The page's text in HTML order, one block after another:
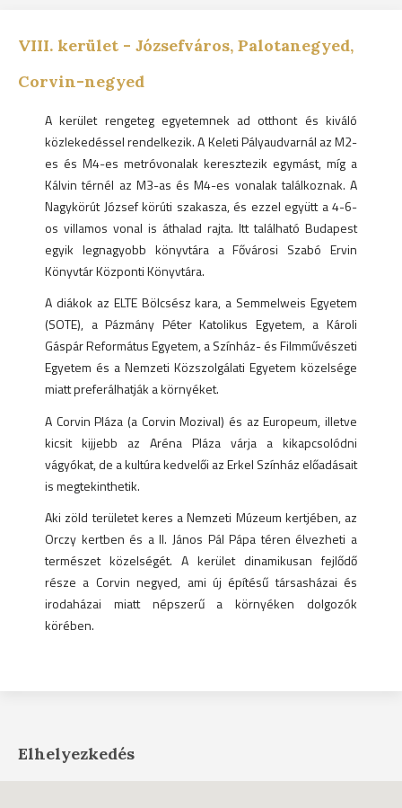
VIII. kerület - Józsefváros, Palotanegyed,
Corvin-negyed
A kerület rengeteg egyetemnek ad otthont és kiváló
közlekedéssel rendelkezik. A Keleti Pályaudvarnál az M2-
es és M4-es metróvonalak keresztezik egymást, míg a
Kálvin térnél az M3-as és M4-es vonalak találkoznak. A
Nagykörút József körúti szakasza, és ezzel együtt a 4-6-
os villamos vonal is áthalad rajta. Itt található Budapest
egyik legnagyobb könyvtára a Fővárosi Szabó Ervin
Könyvtár Központi Könyvtára.
A diákok az ELTE Bölcsész kara, a Semmelweis Egyetem
(SOTE), a Pázmány Péter Katolikus Egyetem, a Károli
Gáspár Református Egyetem, a Színház- és Filmművészeti
Egyetem és a Nemzeti Közszolgálati Egyetem közelsége
miatt preferálhatják a környéket.
A Corvin Pláza (a Corvin Mozival) és az Europeum, illetve
kicsit kijjebb az Aréna Pláza várja a kikapcsolódni
vágyókat, de a kultúra kedvelői az Erkel Színház előadásait
is megtekinthetik.
Aki zöld területet keres a Nemzeti Múzeum kertjében, az
Orczy kertben és a II. János Pál Pápa téren élvezheti a
természet közelségét. A kerület dinamikusan fejlődő
része a Corvin negyed, ami új építésű társasházai és
irodaházai miatt népszerű a környéken dolgozók
körében.
Elhelyezkedés